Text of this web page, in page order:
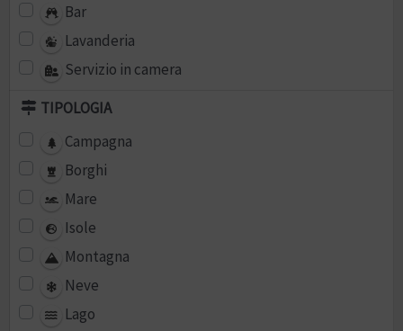
Bar
Lavanderia
Servizio in camera
TIPOLOGIA
Campagna
Borghi
Mare
Isole
Montagna
Neve
Lago